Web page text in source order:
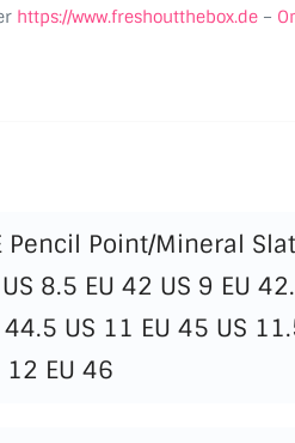
https://www.freshoutthebox.de –
Pencil Point/Mineral
8.5 EU 42 US 9 EU
US 11 EU 45 US
12 EU 46